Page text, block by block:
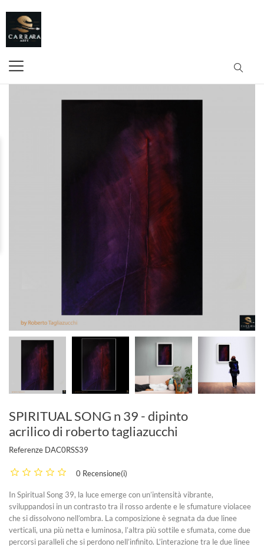
SPIRITUAL SONG n 39 - dipinto
acrilico di roberto tagliazucchi
Referenze DAC0RSS39
0 Recensione(i)
In Spiritual Song 39, la luce emerge con un’intensità vibrante,
sviluppandosi in un contrasto tra il rosso ardente e le sfumature violacee
che si dissolvono nell’ombra. La composizione è segnata da due linee
verticali, una più netta e luminosa, l’altra più sottile e sfumata, come due
percorsi paralleli che si perdono nell’infinito. L’interazione tra le due linee